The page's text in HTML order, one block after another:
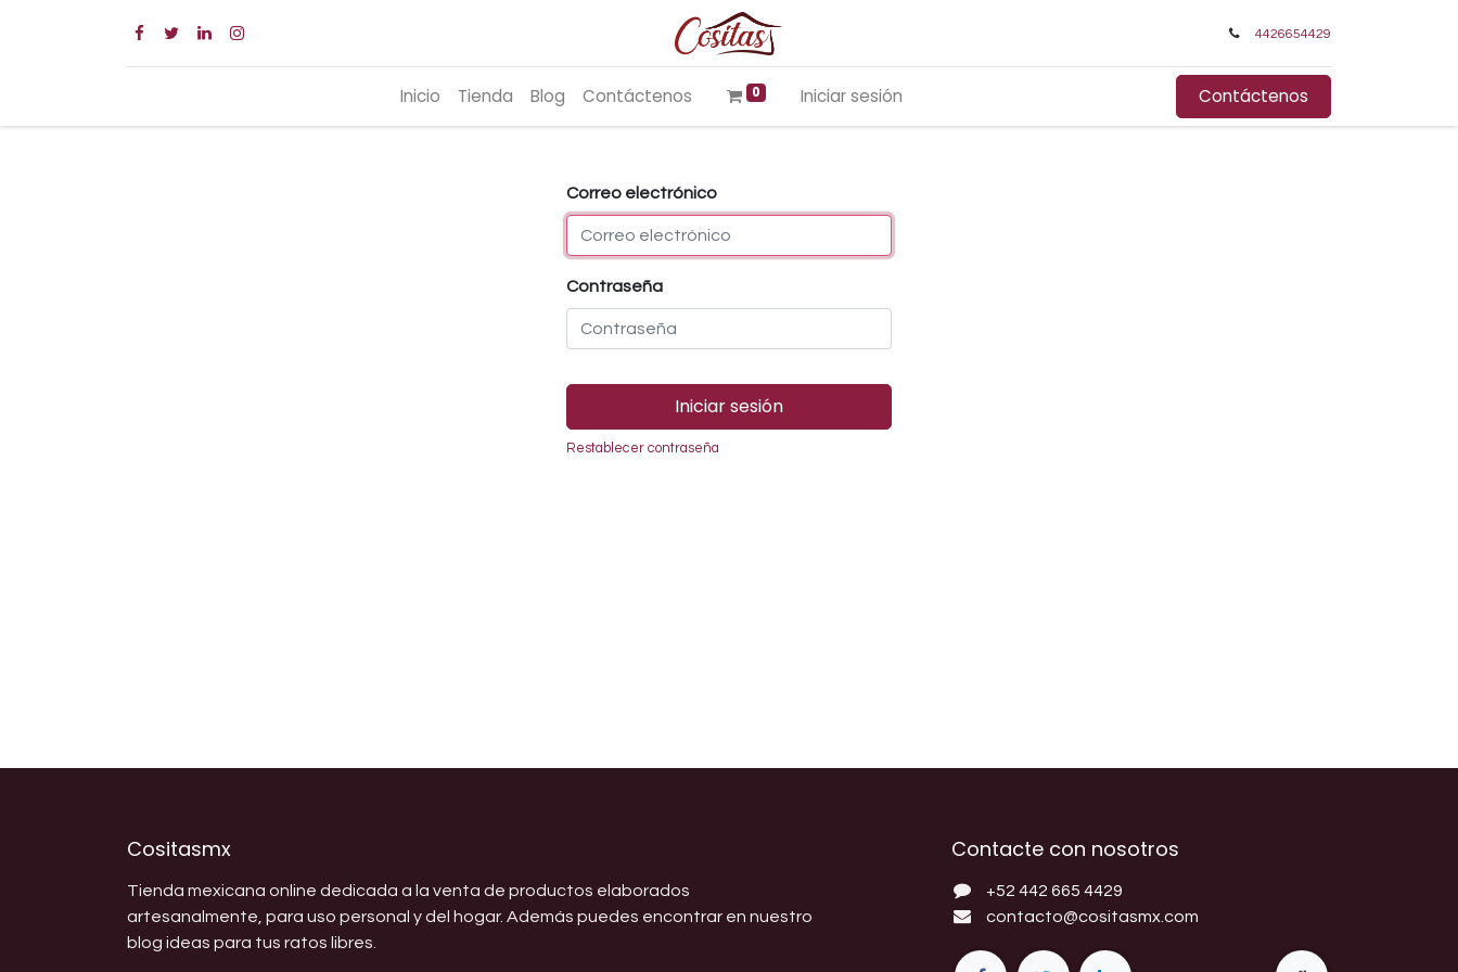
4426654429
Inicio Tienda Blog Contáctenos 0 Iniciar sesión Contáctenos
Correo electrónico
Contraseña
Iniciar sesión
Restablecer contraseña
Cositasmx
Tienda mexicana online dedicada a la venta de productos elaborados
artesanalmente, para uso personal y del hogar. Además puedes encontrar en nuestro
blog ideas para tus ratos libres.
Contacte con nosotros
+52 442 665 4429
contacto@cositasmx.com